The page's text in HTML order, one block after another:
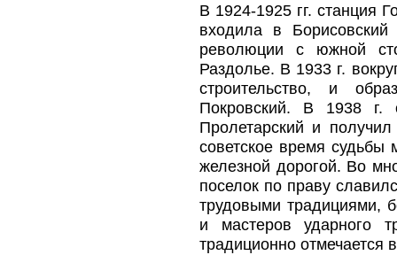
В 1924-1925 гг. станция
входила в
революции с южной
Раздолье. В 1933 г.
строительство, и
Покровский. В 1938 г.
Пролетарский и
советское время судьбы
железной дорогой. Во
поселок по праву
трудовыми традициями,
и мастеров ударного
традиционно отмечается